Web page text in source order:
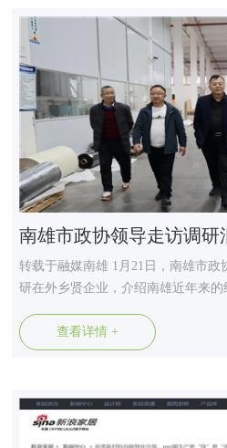
南雄市政协领导走访调研
转载于融媒南雄 1月21日，南雄市政
研在外乡贤企业，介绍南雄近年来的
建言献策。市政协教科文卫旅体和文
调研。 李冰先后参观了由南雄珠玑
查看详情 +